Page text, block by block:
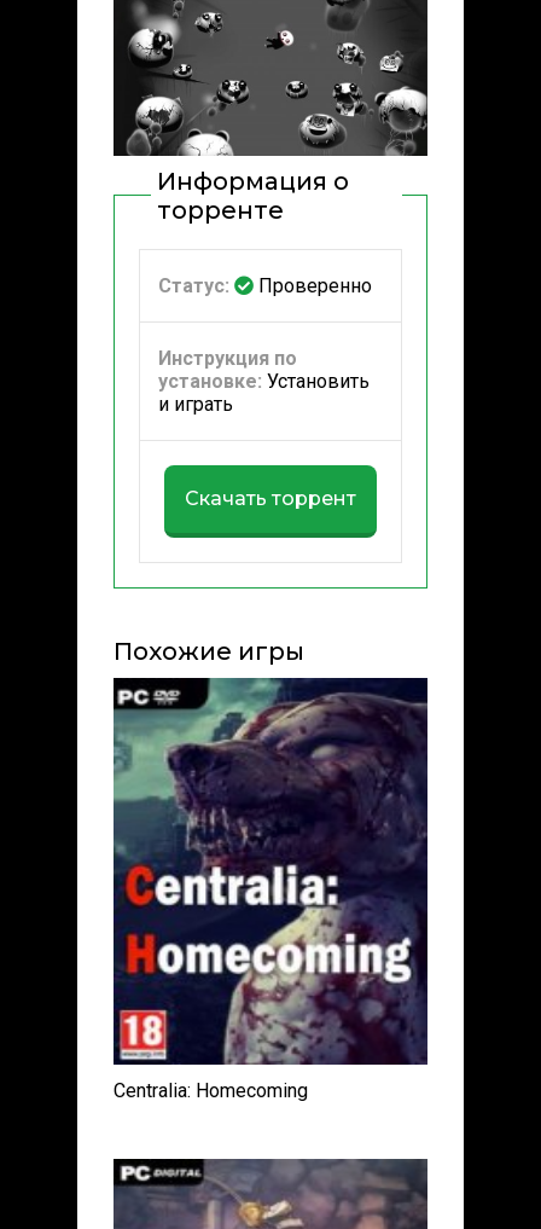
Информация о
торренте
Статус: Проверенно
Инструкция по
установке: Установить
и играть
Скачать торрент
Похожие игры
Centralia: Homecoming